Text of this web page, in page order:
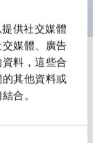
供社交媒體
媒體、廣告
料，這些合
其他資料或
合。
顯示全部